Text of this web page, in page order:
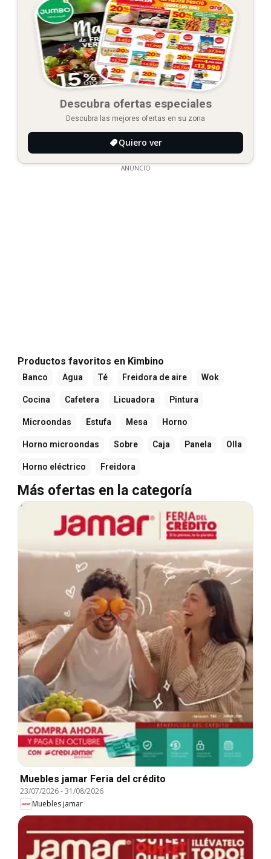
Descubra ofertas especiales
Descubra las mejores ofertas en su zona
Quiero ver
ANUNCIO
Productos favoritos en Kimbino
Banco Agua Té Freidora de aire Wok
Cocina Cafetera Licuadora Pintura
Microondas Estufa Mesa Horno
Horno microondas Sobre Caja Panela Olla
Horno eléctrico Freidora
Más ofertas en la categoría
Muebles jamar Feria del crédito
23/07/2026-31/08/2026
Muebles jamar